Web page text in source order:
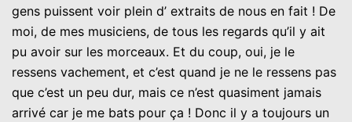
gens puissent voir plein d’ extraits de nous en fait ! De
moi, de mes musiciens, de tous les regards qu’il y ait
pu avoir sur les morceaux. Et du coup, oui, je le
ressens vachement, et c’est quand je ne le ressens pas
que c’est un peu dur, mais ce n’est quasiment jamais
arrivé car je me bats pour ça ! Donc il y a toujours un